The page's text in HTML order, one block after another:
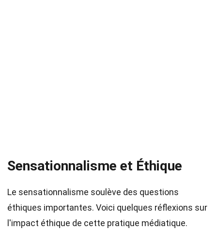
Sensationnalisme et Éthique
Le sensationnalisme soulève des questions
éthiques importantes. Voici quelques réflexions sur
l'impact éthique de cette pratique médiatique.